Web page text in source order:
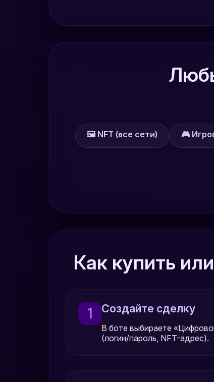
🖼️ NFT (все сети) 🎮
Как купить
1 Создайте сделку
В боте выбираете
(логин/пароль, NFT-адрес).